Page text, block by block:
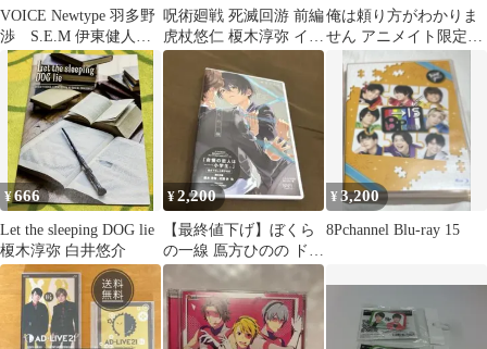
VOICE Newtype 羽多野
渉 S.E.M 伊東健人
榎木淳弥 中島ヨシキ
呪術廻戦 死滅回游 前編
虎杖悠仁 榎木淳弥 イン
タビュー記事
俺は頼り方がわかりま
せん アニメイト限定
特典CD
¥666
Let the sleeping DOG lie
榎木淳弥 白井悠介
¥2,200
【最終値下げ】ぼくら
の一線 鳫方ひのの ドラ
マCD 書き下ろし小冊
子付き
¥3,200
8Pchannel Blu-ray 15